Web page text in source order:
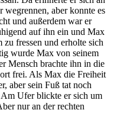
aber konnte es
und außerdem war er
auf ihn ein und Max
zu fressen und erholte sich
wurde Max von seinem
Mensch brachte ihn in die
frei. Als Max die Freiheit
aber sein Fuß tat noch
Ufer blickte er sich um
nur an der rechten